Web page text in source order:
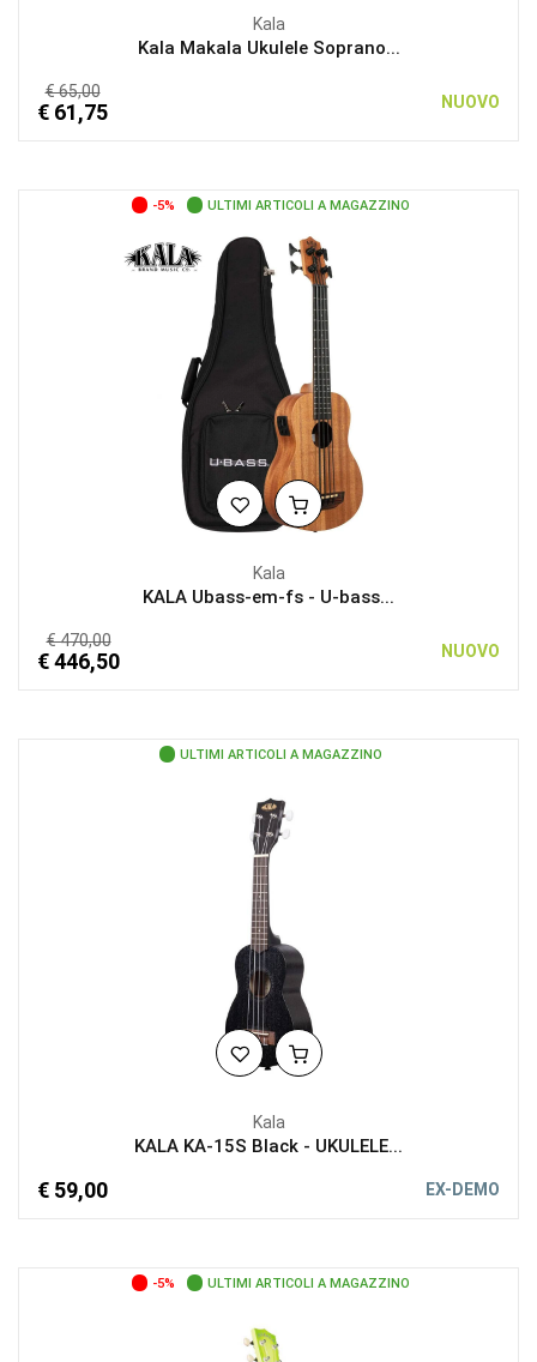
Kala
Kala Makala Ukulele Soprano...
€ 65,00
€ 61,75 NUOVO
-5% ULTIMI ARTICOLI A MAGAZZINO
Kala
KALA Ubass-em-fs - U-bass...
€ 470,00
€ 446,50 NUOVO
ULTIMI ARTICOLI A MAGAZZINO
Kala
KALA KA-15S Black - UKULELE...
€ 59,00 EX-DEMO
-5% ULTIMI ARTICOLI A MAGAZZINO